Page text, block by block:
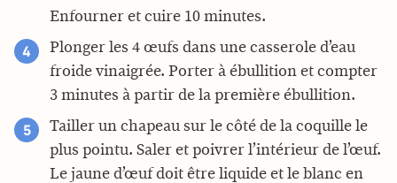
Enfourner et cuire 10 minutes.
Plonger les 4 œufs dans une casserole d’eau
froide vinaigrée. Porter à ébullition et compter
3 minutes à partir de la première ébullition.
Tailler un chapeau sur le côté de la coquille le
plus pointu. Saler et poivrer l’intérieur de l’œuf.
Le jaune d’œuf doit être liquide et le blanc en